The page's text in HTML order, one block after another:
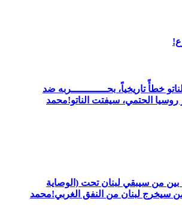
خطأً تاريخياً، بحــــــــــــربه ضد
روسيا الحتمي، سيفتت الناتو!محمد
من سيبقي لبنان تحت (الوصاية
من سيخرج لبنان من النفق الغربي!محمد